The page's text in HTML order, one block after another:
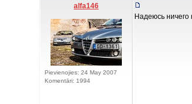
alfa146
Pievienojies: 24 May 2007
Komentāri: 1994
Надеюсь ничего